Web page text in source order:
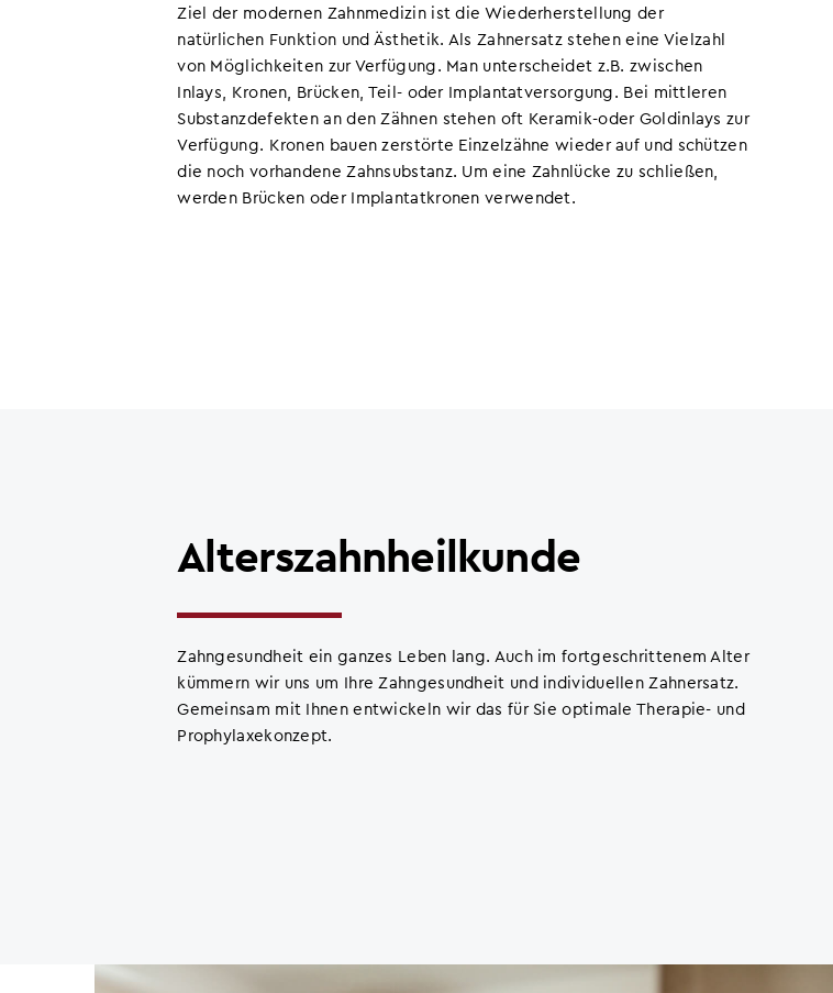
Ziel der modernen Zahnmedizin ist die Wiederherstellung der
natürlichen Funktion und Ästhetik. Als Zahnersatz stehen eine Vielzahl
von Möglichkeiten zur Verfügung. Man unterscheidet z.B. zwischen
Inlays, Kronen, Brücken, Teil- oder Implantatversorgung. Bei mittleren
Substanzdefekten an den Zähnen stehen oft Keramik-oder Goldinlays zur
Verfügung. Kronen bauen zerstörte Einzelzähne wieder auf und schützen
die noch vorhandene Zahnsubstanz. Um eine Zahnlücke zu schließen,
werden Brücken oder Implantatkronen verwendet.
Alterszahnheilkunde
Zahngesundheit ein ganzes Leben lang. Auch im fortgeschrittenem Alter
kümmern wir uns um Ihre Zahngesundheit und individuellen Zahnersatz.
Gemeinsam mit Ihnen entwickeln wir das für Sie optimale Therapie- und
Prophylaxekonzept.